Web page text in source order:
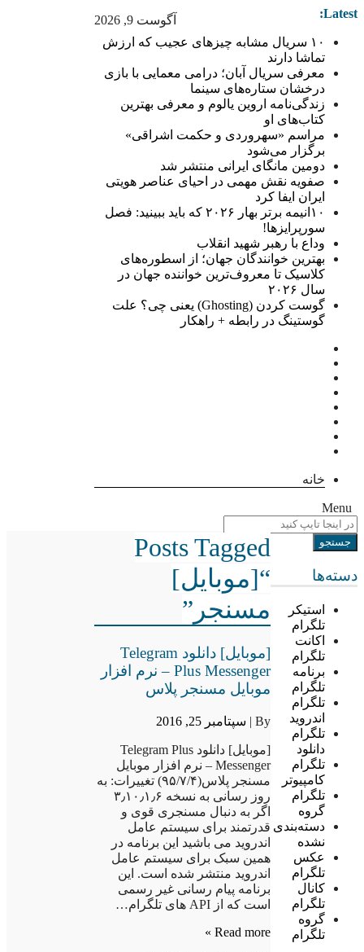
آگوست 9, 2026 Latest:
۱۰ سریال مشابه چیزهای عجیب که ارزش
تماشا دارند
معرفی سریال آبان؛ درامی معمایی با بازی
درخشان ستاره‌های سینما
زندگی‌نامه اروین یالوم و معرفی بهترین
کتاب‌های او
مراسم «سهروردی و حکمت اشراقی»
برگزار می‌شود
دومین مانگای ایرانی منتشر شد
صفویه نقش مهمی در احیای عناصر هویتی
ایران ایفا کرد
۱۰انیمه برتر بهار ۲۰۲۶ که باید ببینید: فصل
سورپرایزها!
وداع با رهبر شهید انقلاب
بهترین خوانندگان جهان؛ از اسطوره‌های
کلاسیک تا معروف‌ترین خواننده جهان در
سال ۲۰۲۶
گوست کردن (Ghosting) یعنی چی؟ علت
گوستینگ در رابطه + راهکار
خانه
Menu
دسته‌ها
استیکر
تلگرام
اکانت
تلگرام
برنامه
تلگرام
تلگرام
اندروید
تلگرام
دانلود
تلگرام
کامپیوتر
تلگرام
گروه
دسته‌بندی
نشده
عکس
تلگرام
کانال
تلگرام
گروه
تلگرام
Posts Tagged
“[موبایل]
مسنجر”
[موبایل] دانلود Telegram
Plus Messenger – نرم افزار
موبایل مسنجر پلاس
By | سپتامبر 25, 2016
[موبایل] دانلود Telegram Plus
Messenger – نرم افزار موبایل
مسنجر پلاس(۹۵/۷/۴) تغییرات: به
روز رسانی به نسخه ۳٫۱۰٫۱٫۶
اگر به دنبال مسنجری قوی و
قدرتمند برای سیستم عامل
اندروید می باشید این برنامه در
همین سبک برای سیستم عامل
اندروید منتشر شده است. این
برنامه پیام رسانی غیر رسمی
است که از API های تلگرام…
Read more »